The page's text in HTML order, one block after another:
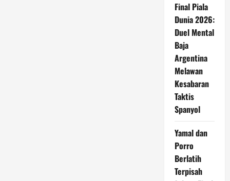
Final Piala
Dunia 2026:
Duel Mental
Baja
Argentina
Melawan
Kesabaran
Taktis
Spanyol
Yamal dan
Porro
Berlatih
Terpisah